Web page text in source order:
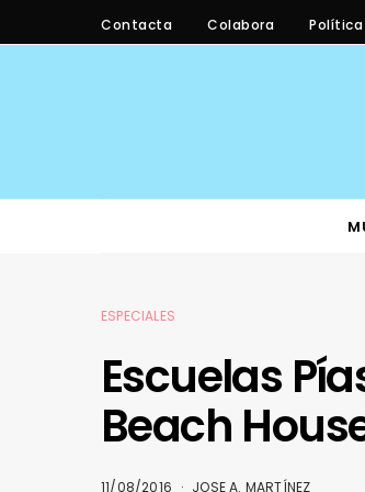
Contacta Colabora
ESPECIALES
Escuelas
Beach
11/08/2016 JOSE A. MARTÍNEZ